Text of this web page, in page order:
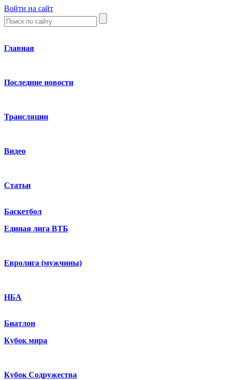
Войти на сайт
Главная
Последние новости
Трансляции
Видео
Статьи
Баскетбол
Единая лига ВТБ
Евролига (мужчины)
НБА
Биатлон
Кубок мира
Кубок Содружества